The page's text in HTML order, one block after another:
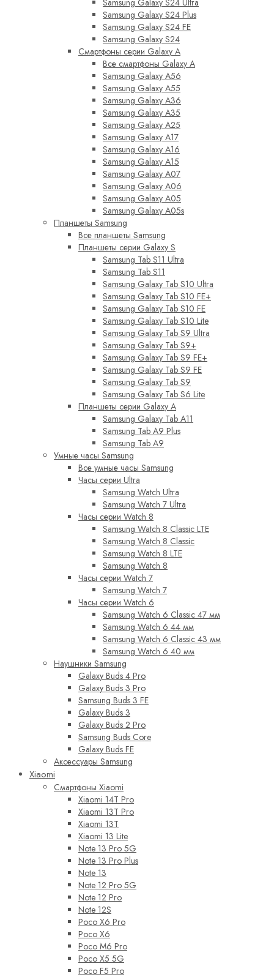
Samsung Galaxy S24 Plus
Samsung Galaxy S24 FE
Samsung Galaxy S24
Смартфоны серии Galaxy A
Все смартфоны Galaxy A
Samsung Galaxy A56
Samsung Galaxy A55
Samsung Galaxy A36
Samsung Galaxy A35
Samsung Galaxy A25
Samsung Galaxy A17
Samsung Galaxy A16
Samsung Galaxy A15
Samsung Galaxy A07
Samsung Galaxy A06
Samsung Galaxy A05
Samsung Galaxy A05s
Планшеты Samsung
Все планшеты Samsung
Планшеты серии Galaxy S
Samsung Tab S11 Ultra
Samsung Tab S11
Samsung Galaxy Tab S10 Ultra
Samsung Galaxy Tab S10 FE+
Samsung Galaxy Tab S10 FE
Samsung Galaxy Tab S10 Lite
Samsung Galaxy Tab S9 Ultra
Samsung Galaxy Tab S9+
Samsung Galaxy Tab S9 FE+
Samsung Galaxy Tab S9 FE
Samsung Galaxy Tab S9
Samsung Galaxy Tab S6 Lite
Планшеты серии Galaxy A
Samsung Galaxy Tab A11
Samsung Tab A9 Plus
Samsung Tab A9
Умные часы Samsung
Все умные часы Samsung
Часы серии Ultra
Samsung Watch Ultra
Samsung Watch 7 Ultra
Часы серии Watch 8
Samsung Watch 8 Classic LTE
Samsung Watch 8 Classic
Samsung Watch 8 LTE
Samsung Watch 8
Часы серии Watch 7
Samsung Watch 7
Часы серии Watch 6
Samsung Watch 6 Classic 47 мм
Samsung Watch 6 44 мм
Samsung Watch 6 Classic 43 мм
Samsung Watch 6 40 мм
Наушники Samsung
Galaxy Buds 4 Pro
Galaxy Buds 3 Pro
Samsung Buds 3 FE
Galaxy Buds 3
Galaxy Buds 2 Pro
Samsung Buds Core
Galaxy Buds FE
Аксессуары Samsung
Xiaomi
Смартфоны Xiaomi
Xiaomi 14T Pro
Xiaomi 13T Pro
Xiaomi 13T
Xiaomi 13 Lite
Note 13 Pro 5G
Note 13 Pro Plus
Note 13
Note 12 Pro 5G
Note 12 Pro
Note 12S
Poco X6 Pro
Poco X6
Poco M6 Pro
Poco X5 5G
Poco F5 Pro